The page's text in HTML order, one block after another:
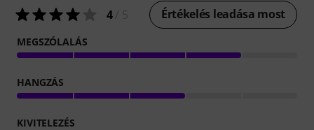
4/ 5 Értékelés leadása most
MEGSZÓLALÁS
HANGZÁS
KIVITELEZÉS